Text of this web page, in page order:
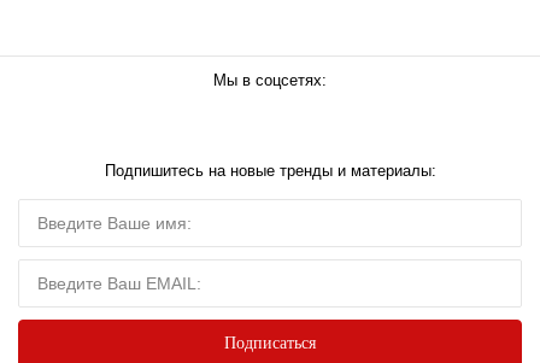
Мы в соцсетях:
Подпишитесь на новые тренды и материалы: